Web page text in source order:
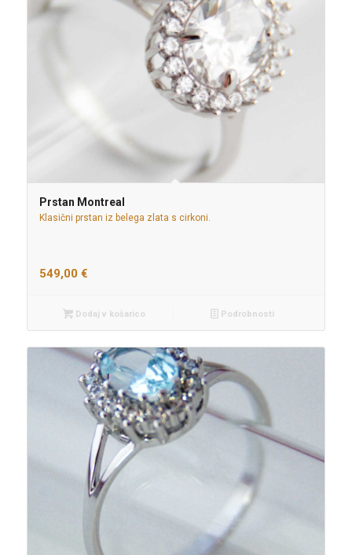
Prstan Montreal
Klasični prstan iz belega zlata s cirkoni.
549,00 €
Dodaj v košarico Podrobnosti